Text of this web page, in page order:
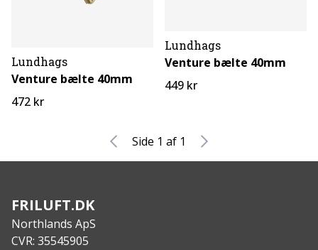
Lundhags
Venture bælte 40mm
472 kr
Lundhags
Venture bælte 40mm
449 kr
Side 1 af 1
FRILUFT.DK
Northlands ApS
CVR: 35545905